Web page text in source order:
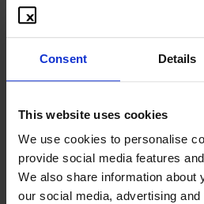
Consent Details
This website uses cookies
We use cookies to personalise
provide social media features
We also share information about
our social media, advertising
Acerca de
Visión y misión
Aspectos técnicos
FAQ
Precios